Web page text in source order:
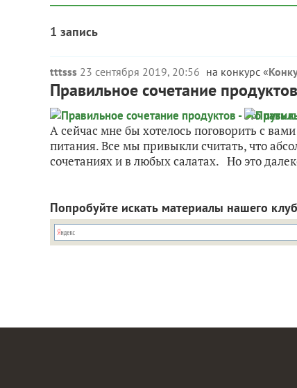
1 запись
tttsss 23 сентября 2019, 20:56 на конкурс «
Правильное сочетание
А сейчас мне бы хотелось поговорить с
питания. Все мы привыкли считать, что
сочетаниях и в любых салатах. Но это
Попробуйте искать материалы нашего